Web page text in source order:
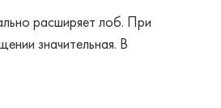
расширяет лоб. При
значительная. В